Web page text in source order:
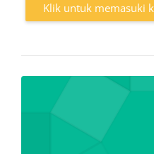
Klik untuk memasuki